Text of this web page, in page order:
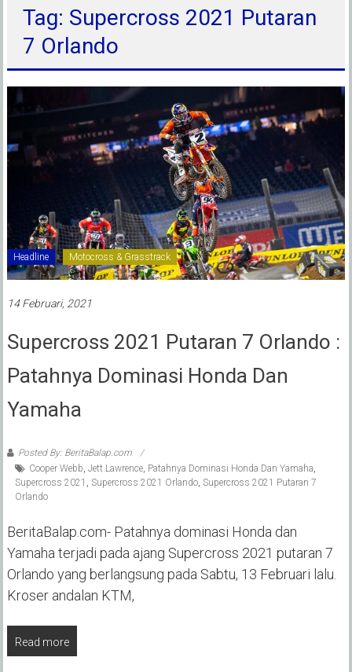
Tag: Supercross 2021 Putaran
7 Orlando
Headline Motocross & Grasstrack
14 Februari, 2021
Supercross 2021 Putaran 7 Orlando :
Patahnya Dominasi Honda Dan
Yamaha
Posted By: BeritaBalap.com
Cooper Webb, Jett Lawrence, Patahnya Dominasi Honda Dan Yamaha,
Supercross 2021 , Supercross 2021 Orlando, Supercross 2021 Putaran 7
Orlando
BeritaBalap.com- Patahnya dominasi Honda dan
Yamaha terjadi pada ajang Supercross 2021 putaran 7
Orlando yang berlangsung pada Sabtu, 13 Februari lalu.
Kroser andalan KTM,
Read more